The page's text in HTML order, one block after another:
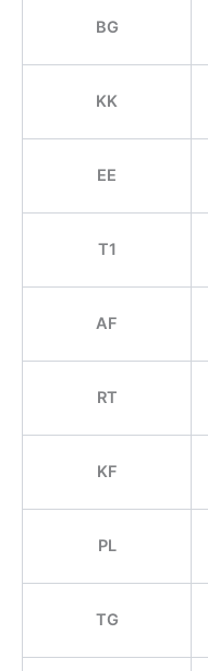
BG
KK
EE
T1
AF
RT
KF
PL
TG